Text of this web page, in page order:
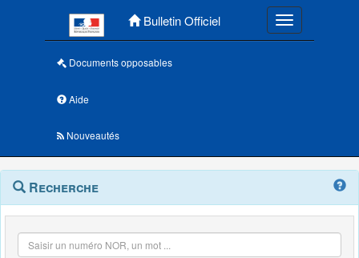
Bulletin Officiel Toggle
Documents opposables
Aide
Nouveautés
Navigation
outils
Menu
contextuel
Recherche